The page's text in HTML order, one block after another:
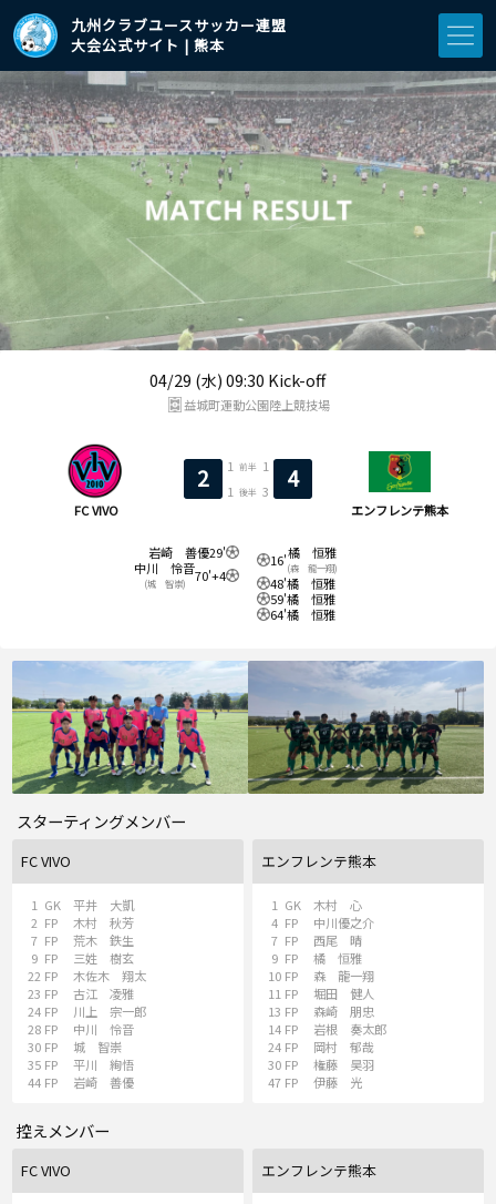
九州クラブユースサッカー連盟
大会公式サイト | 熊本
04/29 (水) 09:30 Kick-off
FC VIVO
2 1 前半
1
1
後半 3 4
エンフレンテ熊本
29'
岩崎 善優
70'+4
中川 怜音
(城 智崇)
16'橘 恒雅
(森 龍一翔)
48'橘 恒雅
59'橘 恒雅
64'橘 恒雅
益城町運動公園陸上競技場
スターティングメンバー
FC VIVO
1 GK
平井 大凱
2 FP
木村 秋芳
7 FP
荒木 鉄生
9 FP
三姓 樹玄
22 FP
木佐木 翔太
23 FP
古江 凌雅
24 FP
川上 宗一郎
28 FP
中川 怜音
30 FP
城 智崇
35 FP
平川 絢悟
44 FP 岩崎 善優
エンフレンテ熊本
1 GK
木村 心
4 FP
中川優之介
7 FP
西尾 晴
9 FP
橘 恒雅
10 FP
森 龍一翔
11 FP
堀田 健人
13 FP
森崎 朋忠
14 FP
岩根 奏太郎
24 FP
岡村 郁哉
30 FP
権藤 昊羽
47 FP 伊藤 光
控えメンバー
FC VIVO エンフレンテ熊本